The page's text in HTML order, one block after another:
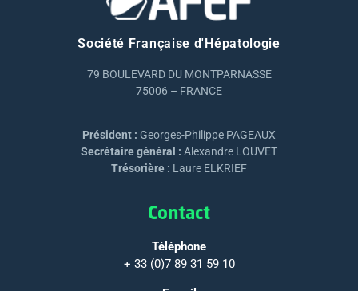
Société Française d'Hépatologie
79 BOULEVARD DU MONTPARNASSE
75006 – FRANCE
Président : Georges-Philippe PAGEAUX
Secrétaire général : Alexandre LOUVET
Trésorière : Laure ELKRIEF
Contact
Téléphone
+ 33 (0)7 89 31 59 10